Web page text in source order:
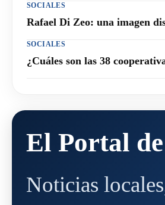
SOCIALES
Rafael Di Zeo: una imagen
SOCIALES
¿Cuáles son las 38
El Portal
Noticias